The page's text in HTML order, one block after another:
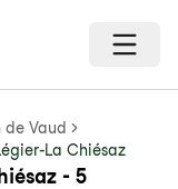
Vaud
La Chiésaz
- 5